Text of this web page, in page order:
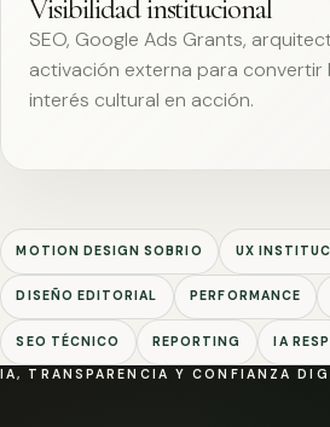
Visibilidad institucional
SEO, Google Ads Grants,
activación externa para convertir
interés cultural en acción.
MOTION DESIGN SOBRIO UX
DISEÑO EDITORIAL PERFORMANCE
SEO TÉCNICO REPORTING IA
IA, TRANSPARENCIA Y CONFIANZA